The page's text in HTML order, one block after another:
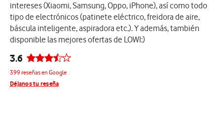
intereses (Xiaomi, Samsung, Oppo, iPhone), así como todo
tipo de electrónicos (patinete eléctrico, freidora de aire,
báscula inteligente, aspiradora etc.). Y además, también
disponible las mejores ofertas de LOWI:)
3.6
399 reseñas en Google
Déjanos tu reseña